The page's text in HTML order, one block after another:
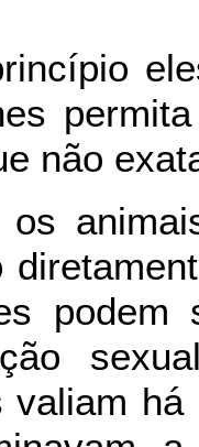
não
os
podem
valiam